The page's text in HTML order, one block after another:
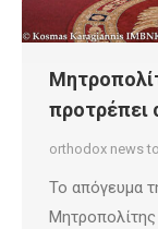
προτρέπει
orthodox news
Το απόγευμα